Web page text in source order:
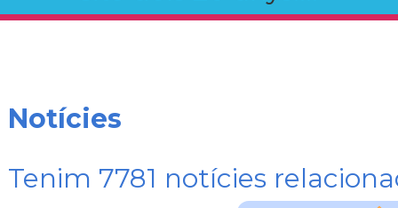
Notícies
Tenim 7781 notícies